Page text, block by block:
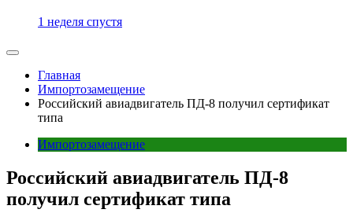
1 неделя спустя
Главная
Импортозамещение
Российский авиадвигатель ПД-8 получил сертификат
типа
Импортозамещение
Российский авиадвигатель ПД-8
получил сертификат типа